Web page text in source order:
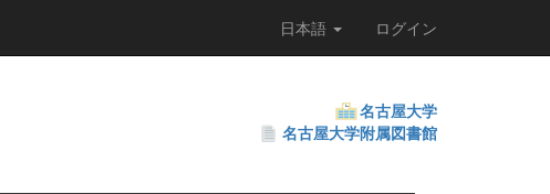
日本語 ログイン
名古屋大学
名古屋大学附属図書館